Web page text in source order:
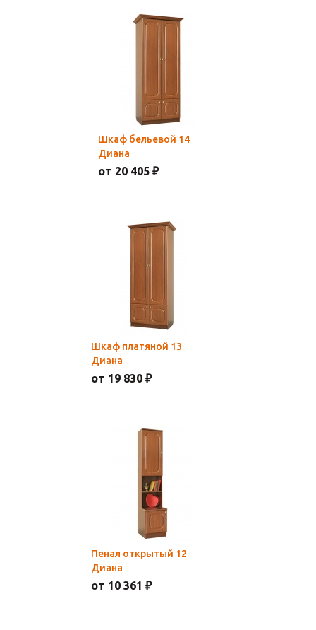
Шкаф бельевой 14
Диана
от 20 405 ₽
Шкаф платяной 13
Диана
от 19 830 ₽
Пенал открытый 12
Диана
от 10 361 ₽